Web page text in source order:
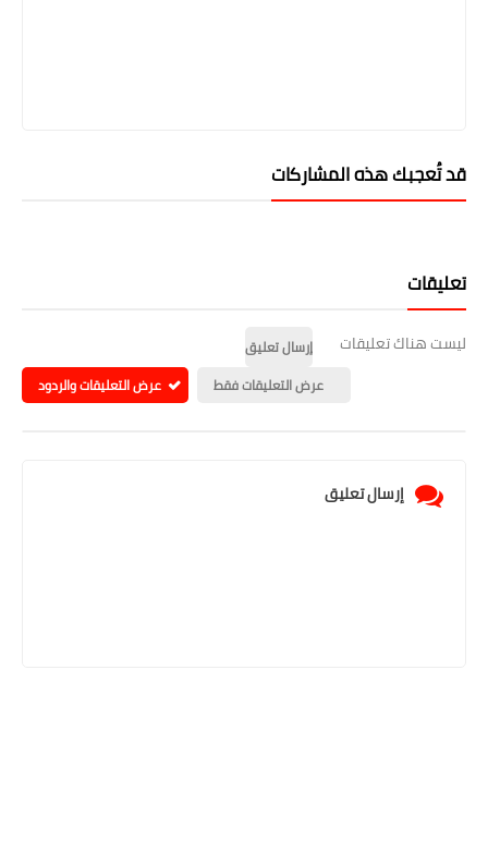
قد تُعجبك هذه المشاركات
تعليقات
ليست هناك تعليقات
إرسال تعليق
عرض التعليقات فقط
عرض التعليقات والردود
إرسال تعليق